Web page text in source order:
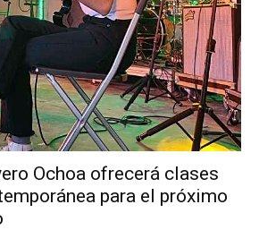
Ochoa ofrecerá clases
para el próximo